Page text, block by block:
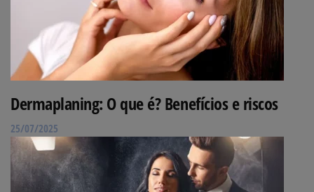
Dermaplaning: O que é? Benefícios e riscos
25/07/2025